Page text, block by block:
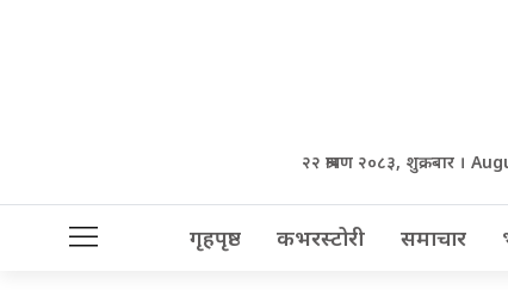
२२ श्रावण २०८३, शुक्रबार ।
गृहपृष्ठ कभरस्टोरी समाचार